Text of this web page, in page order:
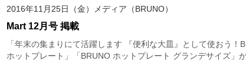
2016年11月25日（金）メディア（BRUNO）
Mart 12月号 掲載
「年末の集まりにて活躍します 『便利な大皿』として使おう
ホットプレート」「BRUNO ホットプレート グランデサイズ」が